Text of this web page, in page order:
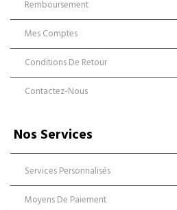
Remboursement
Mes Comptes
Conditions De Retour
Contactez-Nous
Nos Services
Services Personnalisés
Moyens De Paiement